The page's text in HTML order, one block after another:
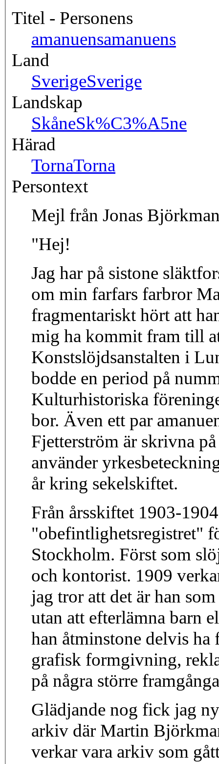
Titel - Personens
amanuensamanuens
Land
SverigeSverige
Landskap
SkåneSk%C3%A5ne
Härad
TornaTorna
Persontext
Mejl från Jonas
"Hej!
Jag har på sistone
om min farfars farbror
fragmentariskt hört att
mig ha kommit fram till
Konstslöjdsanstalten i
bodde en period på
Kulturhistoriska
bor. Även ett par
Fjetterström är skrivna
använder
år kring sekelskiftet.
Från årsskiftet 1903-
"obefintlighetsregistret"
Stockholm. Först som
och kontorist. 1909
jag tror att det är han
utan att efterlämna barn
han åtminstone delvis
grafisk formgivning,
på några större
Glädjande nog fick jag
arkiv där Martin
verkar vara arkiv som